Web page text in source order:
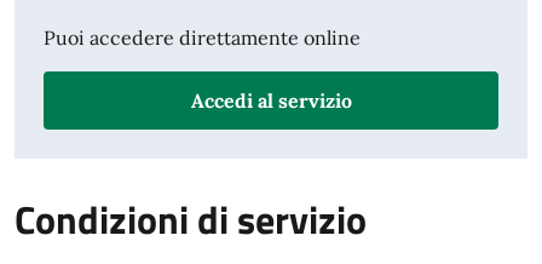
Puoi accedere direttamente online
Accedi al servizio
Condizioni di servizio